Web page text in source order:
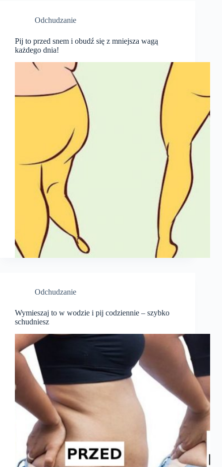
Odchudzanie
Pij to przed snem i obudź się z mniejsza wagą
każdego dnia!
Odchudzanie
Wymieszaj to w wodzie i pij codziennie – szybko
schudniesz